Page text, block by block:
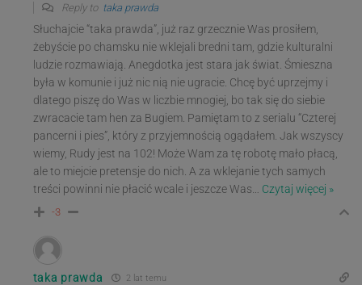
Reply to taka prawda
Słuchajcie “taka prawda”, już raz grzecznie Was prosiłem,
żebyście po chamsku nie wklejali bredni tam, gdzie kulturalni
ludzie rozmawiają. Anegdotka jest stara jak świat. Śmieszna
była w komunie i już nic nią nie ugracie. Chcę być uprzejmy i
dlatego piszę do Was w liczbie mnogiej, bo tak się do siebie
zwracacie tam hen za Bugiem. Pamiętam to z serialu “Czterej
pancerni i pies”, który z przyjemnością ogądałem. Jak wszyscy
wiemy, Rudy jest na 102! Może Wam za tę robotę mało płacą,
ale to miejcie pretensje do nich. A za wklejanie tych samych
treści powinni nie płacić wcale i jeszcze Was… Czytaj więcej »
-3
taka prawda 2 lat temu